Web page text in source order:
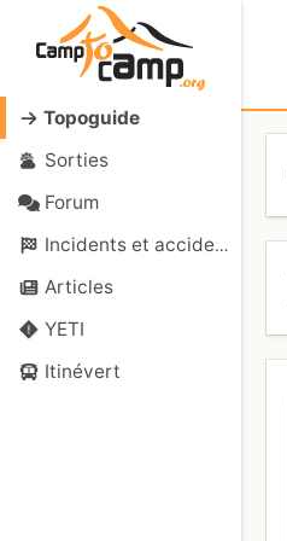
Topoguide
Sorties
Forum
Incidents et accidents
Articles
YETI
Itinévert